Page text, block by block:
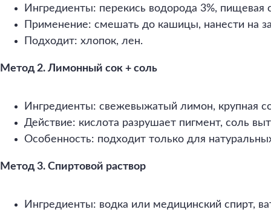
Ингредиенты: перекись водорода 3%, пищевая
Применение: смешать до кашицы, нанести на
Подходит: хлопок, лен.
Метод 2. Лимонный сок + соль
Ингредиенты: свежевыжатый лимон, крупная
Действие: кислота разрушает пигмент, соль
Особенность: подходит только для
Метод 3. Спиртовой раствор
Ингредиенты: водка или медицинский спирт,